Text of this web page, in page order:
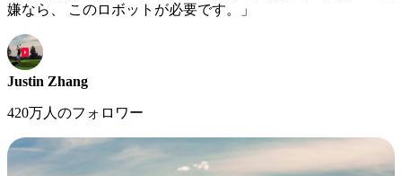
嫌なら、 このロボットが必要です。」
Justin Zhang
420万人のフォロワー